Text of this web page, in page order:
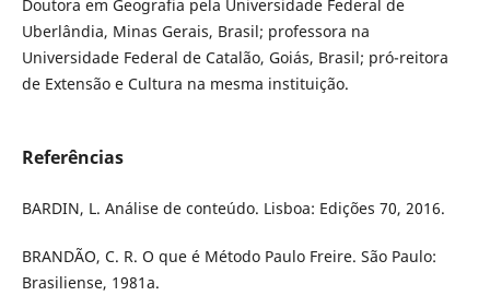
Doutora em Geografia pela Universidade Federal de
Uberlândia, Minas Gerais, Brasil; professora na
Universidade Federal de Catalão, Goiás, Brasil; pró-reitora
de Extensão e Cultura na mesma instituição.
Referências
BARDIN, L. Análise de conteúdo. Lisboa: Edições 70, 2016.
BRANDÃO, C. R. O que é Método Paulo Freire. São Paulo:
Brasiliense, 1981a.